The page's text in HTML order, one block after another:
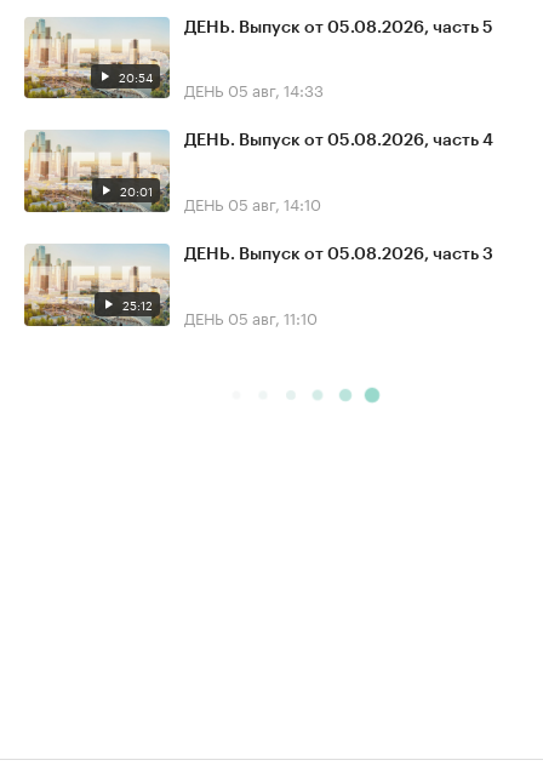
20:54
ДЕНЬ. Выпуск от 05.08.2026, часть 5
ДЕНЬ 05 авг, 14:33
20:01
ДЕНЬ. Выпуск от 05.08.2026, часть 4
ДЕНЬ 05 авг, 14:10
25:12
ДЕНЬ. Выпуск от 05.08.2026, часть 3
ДЕНЬ 05 авг, 11:10